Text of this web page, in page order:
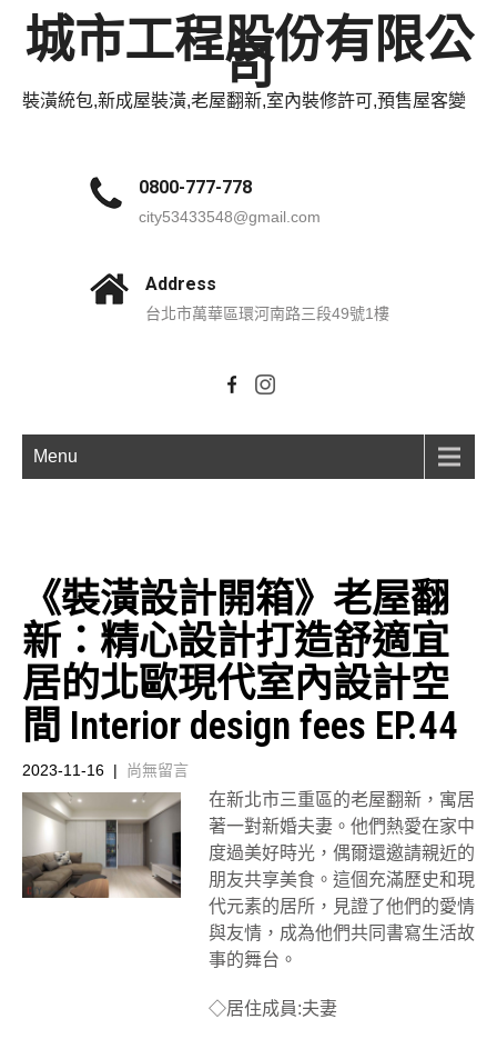
城市工程股份有限公
司
裝潢統包,新成屋裝潢,老屋翻新,室內裝修許可,預售屋客變
0800-777-778
city53433548@gmail.com
Address
台北市萬華區環河南路三段49號1樓
Menu
《裝潢設計開箱》老屋翻
新：精心設計打造舒適宜
居的北歐現代室內設計空
間 Interior design fees EP.44
2023-11-16 | 尚無留言
在新北市三重區的老屋翻新，寓居
著一對新婚夫妻。他們熱愛在家中
度過美好時光，偶爾還邀請親近的
朋友共享美食。這個充滿歷史和現
代元素的居所，見證了他們的愛情
與友情，成為他們共同書寫生活故
事的舞台。
◇居住成員:夫妻